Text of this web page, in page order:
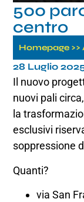
500
centro
Homepage >>
28 Luglio
Il nuovo
nuovi pali
la
esclusivi
soppressione
Quanti?
via San